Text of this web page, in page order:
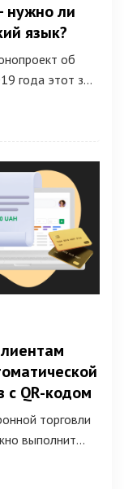
нужно ли
язык?
об
года этот з...
с QR-кодом
торговли
выполнит...